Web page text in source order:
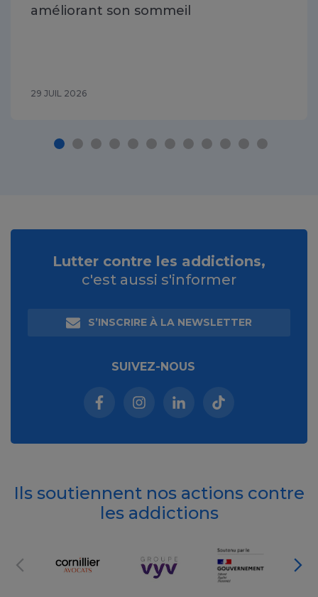
améliorant son sommeil
29 JUIL 2026
Lutter contre les addictions,
c'est aussi s'informer
S’INSCRIRE À LA NEWSLETTER
SUIVEZ-NOUS
Facebook (nouvelle fenêtre)
Instagram (nouvelle fenêtre)
Linkedin (nouvelle
Tiktok (nouvelle
Ils soutiennent nos actions contre
les addictions